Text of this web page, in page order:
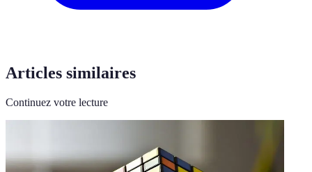
Articles similaires
Continuez votre lecture